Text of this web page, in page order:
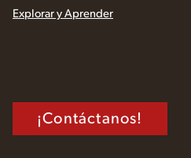
Explorar y Aprender
¡Contáctanos!